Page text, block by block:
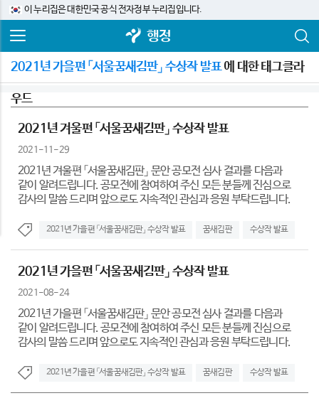
이 누리집은 대한민국 공식 전자정부 누리집입니다.
행정
2021년 가을편 「서울꿈새김판」 수상작 발표에 대한 태그클라
우드
2021년 겨울편 「서울꿈새김판」 수상작 발표
2021-11-29
2021년 겨울편 「서울꿈새김판」 문안 공모전 심사 결과를 다음과
같이 알려드립니다. 공모전에 참여하여 주신 모든 분들께 진심으로
감사의 말씀 드리며 앞으로도 지속적인 관심과 응원 부탁드립니다.
2021년 가을편 「서울꿈새김판」 수상작 발표 꿈새김판 수상작 발표
2021년 가을편 「서울꿈새김판」 수상작 발표
2021-08-24
2021년 가을편 「서울꿈새김판」 문안 공모전 심사 결과를 다음과
같이 알려드립니다. 공모전에 참여하여 주신 모든 분들께 진심으로
감사의 말씀 드리며 앞으로도 지속적인 관심과 응원 부탁드립니다.
2021년 가을편 「서울꿈새김판」 수상작 발표 꿈새김판 수상작 발표